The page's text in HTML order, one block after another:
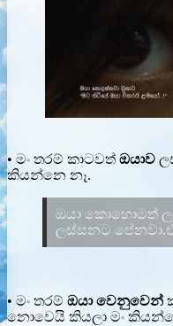
• මං තරම් කාටවත් ඔයාව
කියන්නෙ නෑ.
ඔයා කොහොමත්
ලස්සනට
• මං තරම් ඔයා වෙනුවෙන්
නොවෙයි කියලා මං